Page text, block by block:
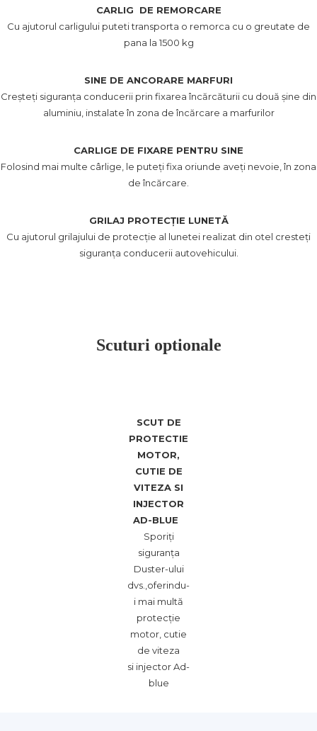
CARLIG DE REMORCARE
Cu ajutorul carligului puteti transporta o remorca cu o greutate de
pana la 1500 kg
SINE DE ANCORARE MARFURI
Creșteți siguranța conducerii prin fixarea încărcăturii cu două șine din
aluminiu, instalate în zona de încărcare a marfurilor
CARLIGE DE FIXARE PENTRU SINE
Folosind mai multe cârlige, le puteți fixa oriunde aveți nevoie, în zona
de încărcare.
GRILAJ PROTECȚIE LUNETĂ
Cu ajutorul grilajului de protecție al lunetei realizat din otel cresteți
siguranța conducerii autovehicului.
Scuturi optionale
SCUT DE
PROTECTIE
MOTOR,
CUTIE DE
VITEZA SI
INJECTOR
AD-BLUE
Sporiţi
siguranţa
Duster-ului
dvs.,oferindu-
i mai multă
protecţie
motor, cutie
de viteza
si injector Ad-
blue